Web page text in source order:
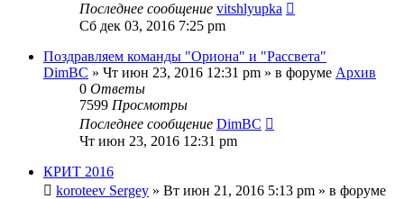
Последнее сообщение vitshlyupka
Сб дек 03, 2016 7:25 pm
Поздравляем команды "Ориона" и "Рассвета"
DimBC » Чт июн 23, 2016 12:31 pm » в форуме Архив
0 Ответы
7599 Просмотры
Последнее сообщение DimBC
Чт июн 23, 2016 12:31 pm
КРИТ 2016
koroteev Sergey » Вт июн 21, 2016 5:13 pm » в форуме